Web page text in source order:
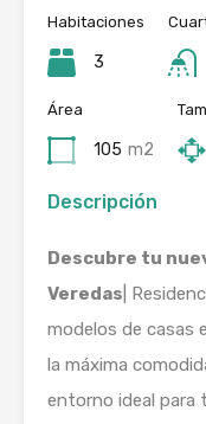
Habitaciones
3
Área
105 m2
Descripción
Descubre tu
Veredas |
modelos de casas
la máxima
entorno ideal para